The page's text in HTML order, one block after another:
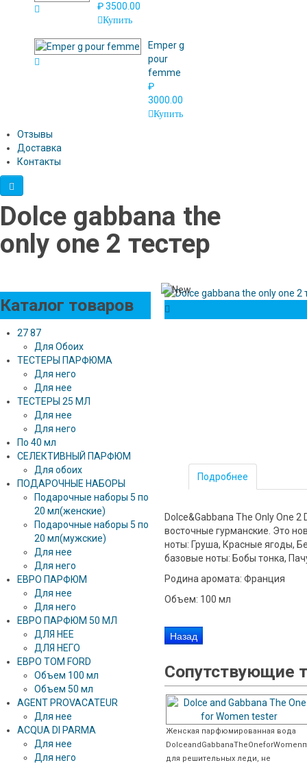
₽ 3500.00
Купить
Emper g
pour
femme
₽
3000.00
Купить
Отзывы
Доставка
Контакты
Dolce gabbana the
only one 2 тестер
Каталог товаров
27 87
Для Обоих
ТЕСТЕРЫ ПАРФЮМА
Для него
Для нее
ТЕСТЕРЫ 25 МЛ
Для нее
Для него
По 40 мл
СЕЛЕКТИВНЫЙ ПАРФЮМ
Для обоих
ПОДАРОЧНЫЕ НАБОРЫ
Подарочные наборы 5 по
20 мл(женские)
Подарочные наборы 5 по
20 мл(мужские)
Для нее
Для него
ЕВРО ПАРФЮМ
Для нее
Для него
ЕВРО ПАРФЮМ 50 МЛ
ДЛЯ НЕЕ
ДЛЯ НЕГО
ЕВРО TOM FORD
Объем 100 мл
Объем 50 мл
AGENT PROVACATEUR
Для нее
ACQUA DI PARMA
Для нее
Для него
Подробнее
Dolce&Gabbana The Only One
восточные гурманские. Это
ноты: Груша, Красные ягоды,
базовые ноты: Бобы тонка,
Родина аромата: Франция
Объем: 100 мл
Сопутствующие
Женская парфюмированная вода
для решительных леди, не